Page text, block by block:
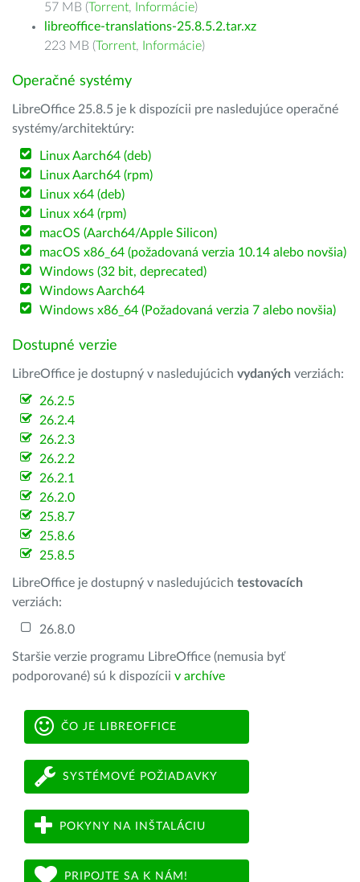
57 MB (Torrent, Informácie)
libreoffice-translations-25.8.5.2.tar.xz
223 MB (Torrent, Informácie)
Operačné systémy
LibreOffice 25.8.5 je k dispozícii pre nasledujúce operačné
systémy/architektúry:
Linux Aarch64 (deb)
Linux Aarch64 (rpm)
Linux x64 (deb)
Linux x64 (rpm)
macOS (Aarch64/Apple Silicon)
macOS x86_64 (požadovaná verzia 10.14 alebo novšia)
Windows (32 bit, deprecated)
Windows Aarch64
Windows x86_64 (Požadovaná verzia 7 alebo novšia)
Dostupné verzie
LibreOffice je dostupný v nasledujúcich vydaných verziách:
26.2.5
26.2.4
26.2.3
26.2.2
26.2.1
26.2.0
25.8.7
25.8.6
25.8.5
LibreOffice je dostupný v nasledujúcich testovacích
verziách:
26.8.0
Staršie verzie programu LibreOffice (nemusia byť
podporované) sú k dispozícii v archíve
ČO JE LIBREOFFICE
SYSTÉMOVÉ POŽIADAVKY
POKYNY NA INŠTALÁCIU
PRIPOJTE SA K NÁM!